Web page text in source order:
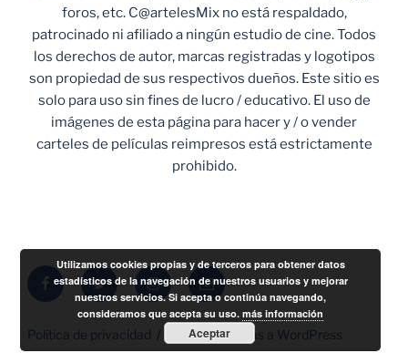
foros, etc. C@artelesMix no está respaldado,
patrocinado ni afiliado a ningún estudio de cine. Todos
los derechos de autor, marcas registradas y logotipos
son propiedad de sus respectivos dueños. Este sitio es
solo para uso sin fines de lucro / educativo. El uso de
imágenes de esta página para hacer y / o vender
carteles de películas reimpresos está estrictamente
prohibido.
FacebookTwitter InstagramCorreo
electrónico
Política de privacidad Funciona gracias a WordPress
Utilizamos cookies propias y de terceros para obtener datos
estadísticos de la navegación de nuestros usuarios y mejorar
nuestros servicios. Si acepta o continúa navegando,
consideramos que acepta su uso.más información
Aceptar